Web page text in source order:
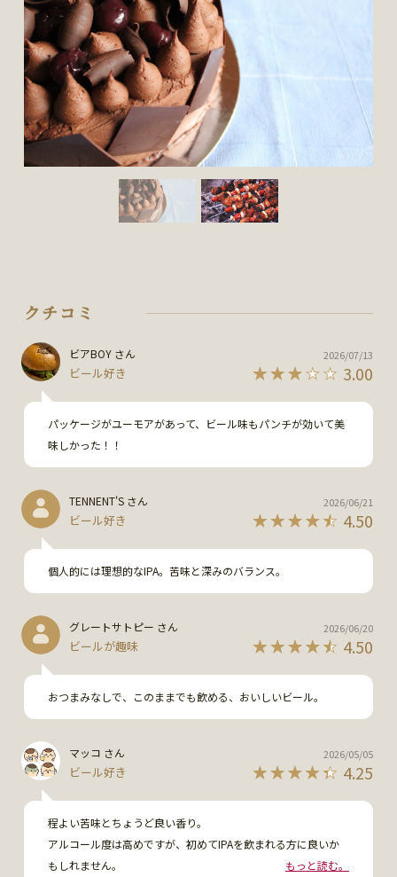
クチコミ
ビアBOY さん
ビール好き 3.00
2026/07/13
パッケージがユーモアがあって、ビール味もパンチが効いて美
味しかった！！
TENNENT'S さん
ビール好き 4.50
2026/06/21
個人的には理想的なIPA。苦味と深みのバランス。
グレートサトピー さん
ビールが趣味 4.50
2026/06/20
おつまみなしで、このままでも飲める、おいしいビール。
マッコ さん
ビール好き 4.25
2026/05/05
程よい苦味とちょうど良い香り。
アルコール度は高めですが、初めてIPAを飲まれる方に良いか
もしれません。
もっと読む。